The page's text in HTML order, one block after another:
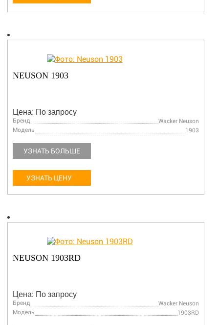
NEUSON 1903
Цена: По запросу
Бренд
Wacker Neuson
Модель
1903
УЗНАТЬ БОЛЬШЕ
УЗНАТЬ ЦЕНУ
NEUSON 1903RD
Цена: По запросу
Бренд
Wacker Neuson
Модель
1903RD